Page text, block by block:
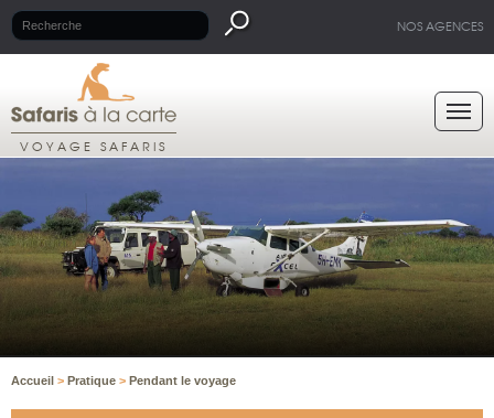
NOS AGENCES
VOYAGE SAFARIS
Accueil > Pratique > Pendant le voyage